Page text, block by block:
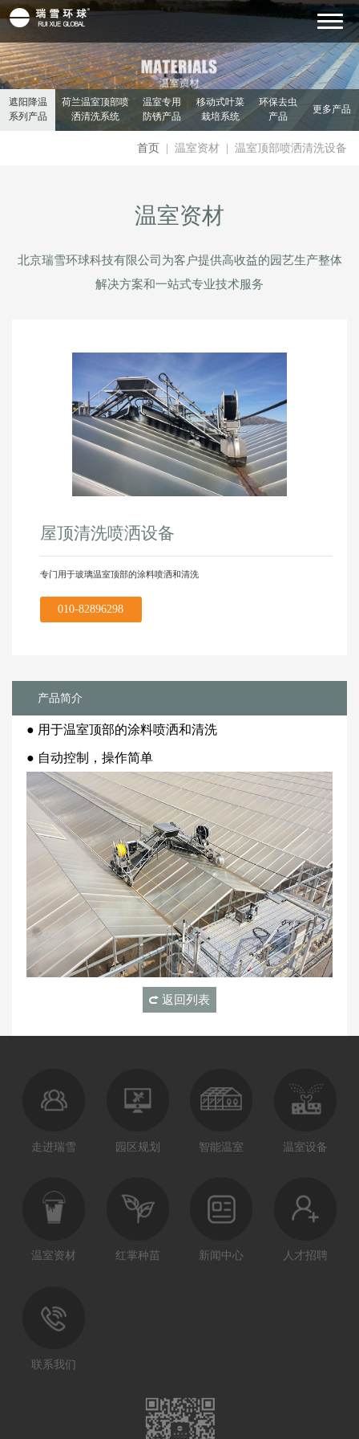
遮阳降温
系列产品
荷兰温室顶部喷
洒清洗系统
温室专用
防锈产品
移动式叶菜
栽培系统
环保去虫
产品
更多产品
首页 | 温室资材 | 温室顶部喷洒清洗设备
温室资材
北京瑞雪环球科技有限公司为客户提供高收益的园艺生产整体
解决方案和一站式专业技术服务
屋顶清洗喷洒设备
专门用于玻璃温室顶部的涂料喷洒和清洗
010-82896298
产品简介
● 用于温室顶部的涂料喷洒和清洗
● 自动控制，操作简单
返回列表
走进瑞雪 园区规划 智能温室 温室设备
温室资材 红掌种苗 新闻中心 人才招聘
联系我们